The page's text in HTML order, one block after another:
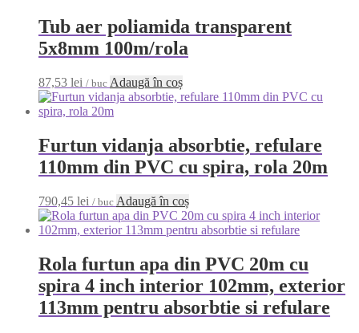
Tub aer poliamida transparent
5x8mm 100m/rola
87,53 lei / buc Adaugă în coș
Furtun vidanja absorbtie, refulare
110mm din PVC cu spira, rola 20m
790,45 lei / buc Adaugă în coș
Rola furtun apa din PVC 20m cu
spira 4 inch interior 102mm, exterior
113mm pentru absorbtie si refulare